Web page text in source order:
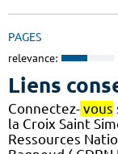
PAGES
relevance:
Liens
Connectez- vous
la Croix Saint
Ressources